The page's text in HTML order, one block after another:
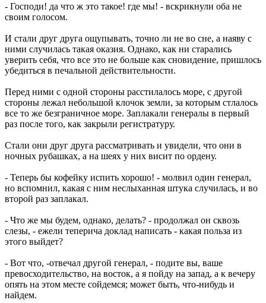
- Господи! да что ж это такое! где мы! - вскрикнули оба не
своим голосом.
И стали друг друга ощупывать, точно ли не во сне, а наяву с
ними случилась такая оказия. Однако, как ни старались
уверить себя, что все это не больше как сновидение, пришлось
убедиться в печальной действительности.
Перед ними с одной стороны расстилалось море, с другой
стороны лежал небольшой клочок земли, за которым стлалось
все то же безграничное море. Заплакали генералы в первый
раз после того, как закрыли регистратуру.
Стали они друг друга рассматривать и увидели, что они в
ночных рубашках, а на шеях у них висит по ордену.
- Теперь бы кофейку испить хорошо! - молвил один генерал,
но вспомнил, какая с ним неслыханная штука случилась, и во
второй раз заплакал.
- Что же мы будем, однако, делать? - продолжал он сквозь
слезы, - ежели теперича доклад написать - какая польза из
этого выйдет?
- Вот что, -отвечал другой генерал, - подите вы, ваше
превосходительство, на восток, а я пойду на запад, а к вечеру
опять на этом месте сойдемся; может быть, что-нибудь и
найдем.